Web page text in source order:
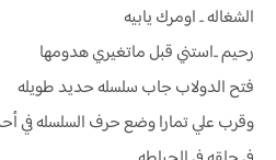
الشغاله .. اومرك يابيه
رحيم ..استني قبل ماتغيري هدومها
فتح الدولاب جاب سلسله حديد طويله
وقرب علي تمارا وضع حرف السلسله في